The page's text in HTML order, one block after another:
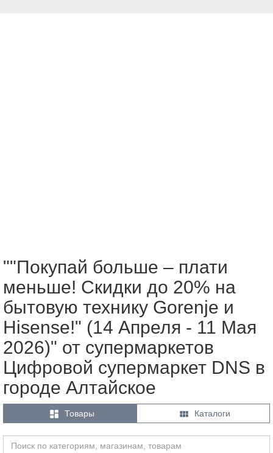
""Покупай больше – плати
меньше! Скидки до 20% на
бытовую технику Gorenje и
Hisense!" (14 Апреля - 11 Мая
2026)" от супермаркетов
Цифровой супермаркет DNS в
городе Алтайское
 Товары  Каталоги